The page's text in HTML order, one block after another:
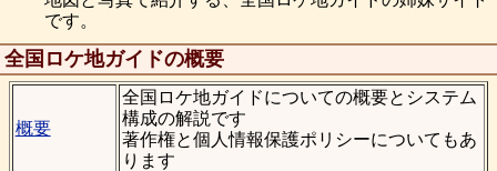
です。
全国ロケ地ガイドの概要
概要
全国ロケ地ガイドについての概要とシステム
構成の解説です
著作権と個人情報保護ポリシーについてもあ
ります